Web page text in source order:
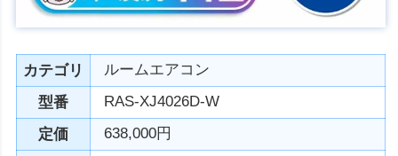
カテゴリ
ルームエアコン
型番
RAS-XJ4026D-W
定価
638,000円